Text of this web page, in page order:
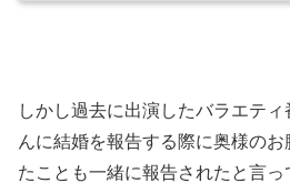
しかし過去に出演したバラエテ
んに結婚を報告する際に奥様の
たことも一緒に報告されたと言